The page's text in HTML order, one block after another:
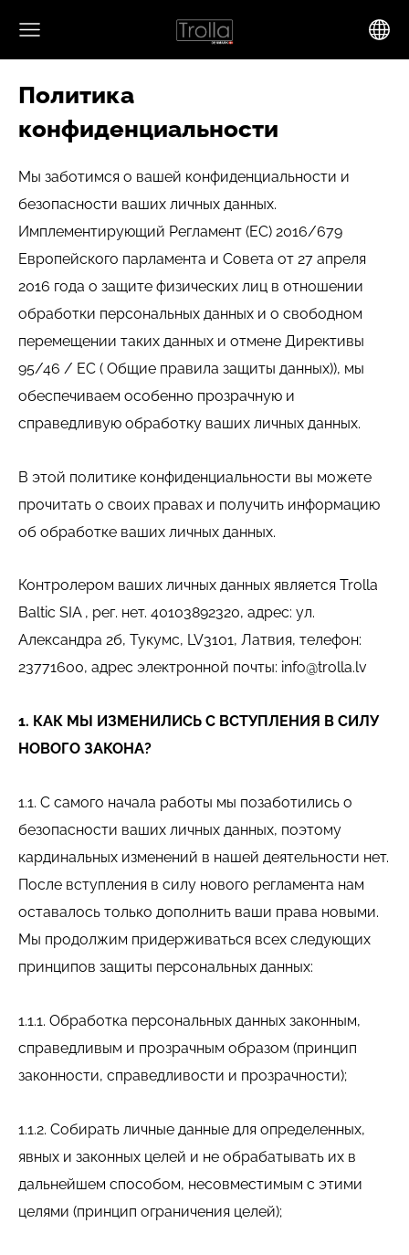
Политика
конфиденциальности
Мы заботимся о вашей конфиденциальности и
безопасности ваших личных данных.
Имплементирующий Регламент (ЕС) 2016/679
Европейского парламента и Совета от 27 апреля
2016 года о защите физических лиц в отношении
обработки персональных данных и о свободном
перемещении таких данных и отмене Директивы
95/46 / EC ( Общие правила защиты данных)), мы
обеспечиваем особенно прозрачную и
справедливую обработку ваших личных данных.
В этой политике конфиденциальности вы можете
прочитать о своих правах и получить информацию
об обработке ваших личных данных.
Контролером ваших личных данных является Trolla
Baltic SIA, рег. нет. 40103892320, адрес: ул.
Александра 2б, Тукумс, LV3101, Латвия, телефон:
23771600, адрес электронной почты: info@trolla.lv
1. КАК МЫ ИЗМЕНИЛИСЬ С ВСТУПЛЕНИЯ В СИЛУ
НОВОГО ЗАКОНА?
1.1. С самого начала работы мы позаботились о
безопасности ваших личных данных, поэтому
кардинальных изменений в нашей деятельности нет.
После вступления в силу нового регламента нам
оставалось только дополнить ваши права новыми.
Мы продолжим придерживаться всех следующих
принципов защиты персональных данных:
1.1.1. Обработка персональных данных законным,
справедливым и прозрачным образом (принцип
законности, справедливости и прозрачности);
1.1.2. Собирать личные данные для определенных,
явных и законных целей и не обрабатывать их в
дальнейшем способом, несовместимым с этими
целями (принцип ограничения целей);